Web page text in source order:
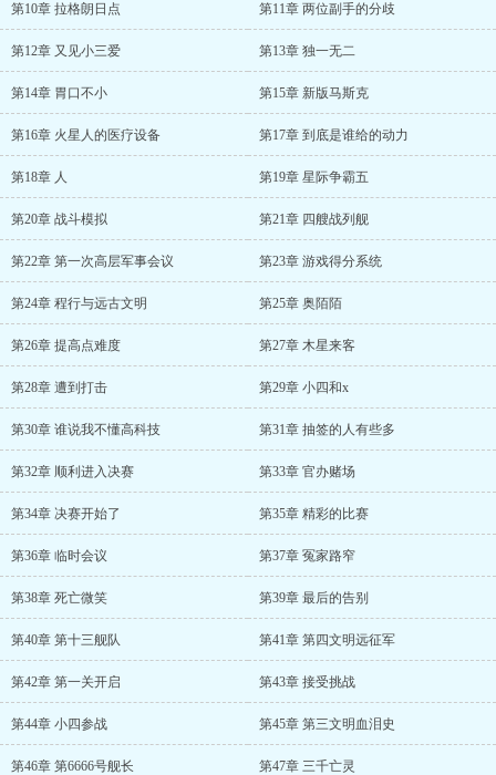
第10章 拉格朗日点 第11章 两位副手的分歧
第12章 又见小三爱 第13章 独一无二
第14章 胃口不小 第15章 新版马斯克
第16章 火星人的医疗设备 第17章 到底是谁给的动力
第18章 人 第19章 星际争霸五
第20章 战斗模拟 第21章 四艘战列舰
第22章 第一次高层军事会议 第23章 游戏得分系统
第24章 程行与远古文明 第25章 奥陌陌
第26章 提高点难度 第27章 木星来客
第28章 遭到打击 第29章 小四和x
第30章 谁说我不懂高科技 第31章 抽签的人有些多
第32章 顺利进入决赛 第33章 官办赌场
第34章 决赛开始了 第35章 精彩的比赛
第36章 临时会议 第37章 冤家路窄
第38章 死亡微笑 第39章 最后的告别
第40章 第十三舰队 第41章 第四文明远征军
第42章 第一关开启 第43章 接受挑战
第44章 小四参战 第45章 第三文明血泪史
第46章 第6666号舰长 第47章 三千亡灵